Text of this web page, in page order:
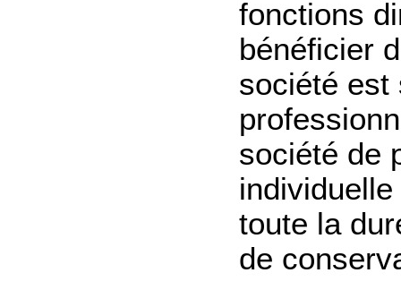
fonctions
bénéficier
société est
société de
toute la
de